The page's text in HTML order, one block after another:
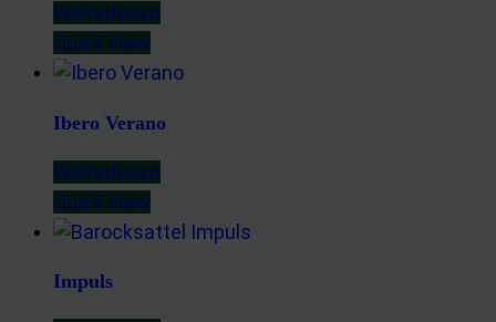
Weiterlesen
Quick View
Ibero Verano
Weiterlesen
Quick View
Impuls